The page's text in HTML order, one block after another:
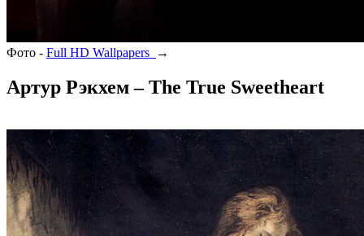
Фото - Full HD Wallpapers →
Артур Рэкхем – The True Sweetheart